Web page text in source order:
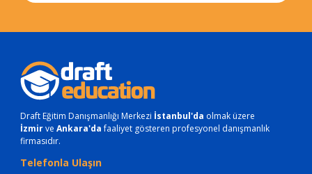
Draft Eğitim Danışmanlığı Merkezi İstanbul'da olmak üzere
İzmirve Ankara'dafaaliyet gösteren profesyonel danışmanlık
firmasıdır.
Telefonla Ulaşın